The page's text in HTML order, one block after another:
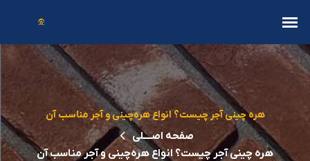
هره چینی آجر چیست؟ انواع هره‌چینی و آجر مناسب آن
صفحه اصــــلی
هره چینی آجر چیست؟ انواع هره‌چینی و آجر مناسب آن